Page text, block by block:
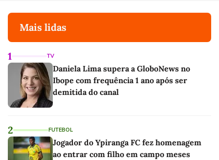
Mais lidas
1 TV
Daniela Lima supera a GloboNews no
Ibope com frequência 1 ano após ser
demitida do canal
2 FUTEBOL
Jogador do Ypiranga FC fez homenagem
ao entrar com filho em campo meses